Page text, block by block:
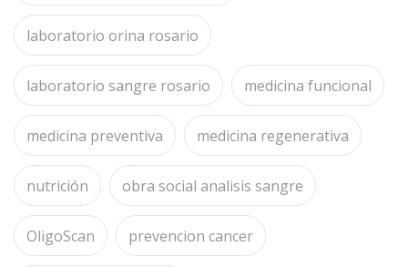
laboratorio orina rosario
laboratorio sangre rosario medicina funcional
medicina preventiva medicina regenerativa
nutrición obra social analisis sangre
OligoScan prevencion cancer